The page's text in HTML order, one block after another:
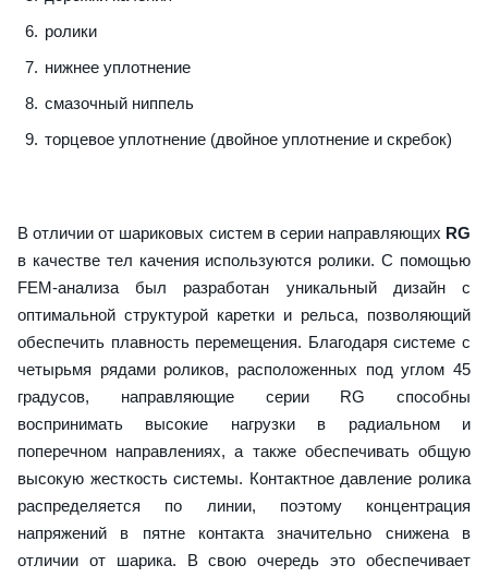
ролики
нижнее уплотнение
смазочный ниппель
торцевое уплотнение (двойное уплотнение и скребок)
В отличии от шариковых систем в серии направляющих RG
в качестве тел качения используются ролики. С помощью
FEM-анализа был разработан уникальный дизайн с
оптимальной структурой каретки и рельса, позволяющий
обеспечить плавность перемещения. Благодаря системе с
четырьмя рядами роликов, расположенных под углом 45
градусов, направляющие серии RG способны
воспринимать высокие нагрузки в радиальном и
поперечном направлениях, а также обеспечивать общую
высокую жесткость системы. Контактное давление ролика
распределяется по линии, поэтому концентрация
напряжений в пятне контакта значительно снижена в
отличии от шарика. В свою очередь это обеспечивает